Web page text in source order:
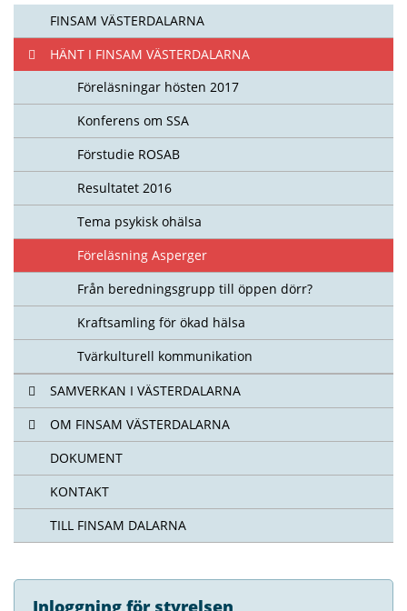
FINSAM VÄSTERDALARNA
HÄNT I FINSAM VÄSTERDALARNA
Föreläsningar hösten 2017
Konferens om SSA
Förstudie ROSAB
Resultatet 2016
Tema psykisk ohälsa
Föreläsning Asperger
Från beredningsgrupp till öppen dörr?
Kraftsamling för ökad hälsa
Tvärkulturell kommunikation
SAMVERKAN I VÄSTERDALARNA
OM FINSAM VÄSTERDALARNA
DOKUMENT
KONTAKT
TILL FINSAM DALARNA